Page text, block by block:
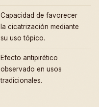
Capacidad de favorecer
la cicatrización mediante
su uso tópico.
Efecto antipirético
observado en usos
tradicionales.